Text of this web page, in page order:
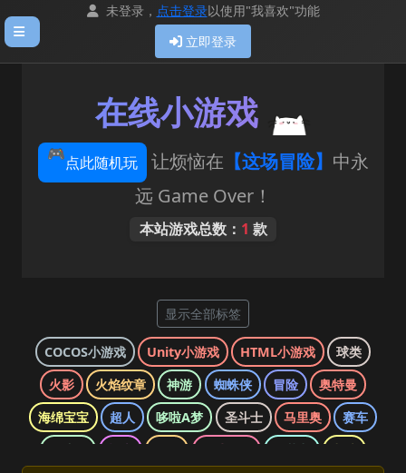
未登录， 点击登录以使用"我喜欢"功能
立即登录
在线小游戏
🎮点此随机玩 让烦恼在 【这场冒险】 中永
远 Game Over！
本站游戏总数： 1 款
显示全部标签
COCOS小游戏 Unity小游戏 HTML小游戏
球类
火影
火焰纹章 神游 蜘蛛侠 冒险
奥特曼
海绵宝宝
超人 哆啦A梦 圣斗士 马里奥
赛车